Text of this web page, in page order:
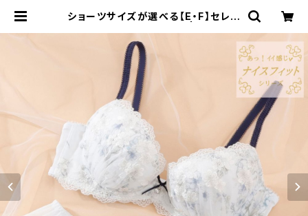
ショーツサイズが選べる【E・F】セレナ